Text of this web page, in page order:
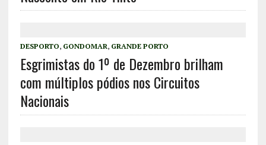
DESPORTO, GONDOMAR, GRANDE PORTO
Esgrimistas do 1º de Dezembro brilham
com múltiplos pódios nos Circuitos
Nacionais